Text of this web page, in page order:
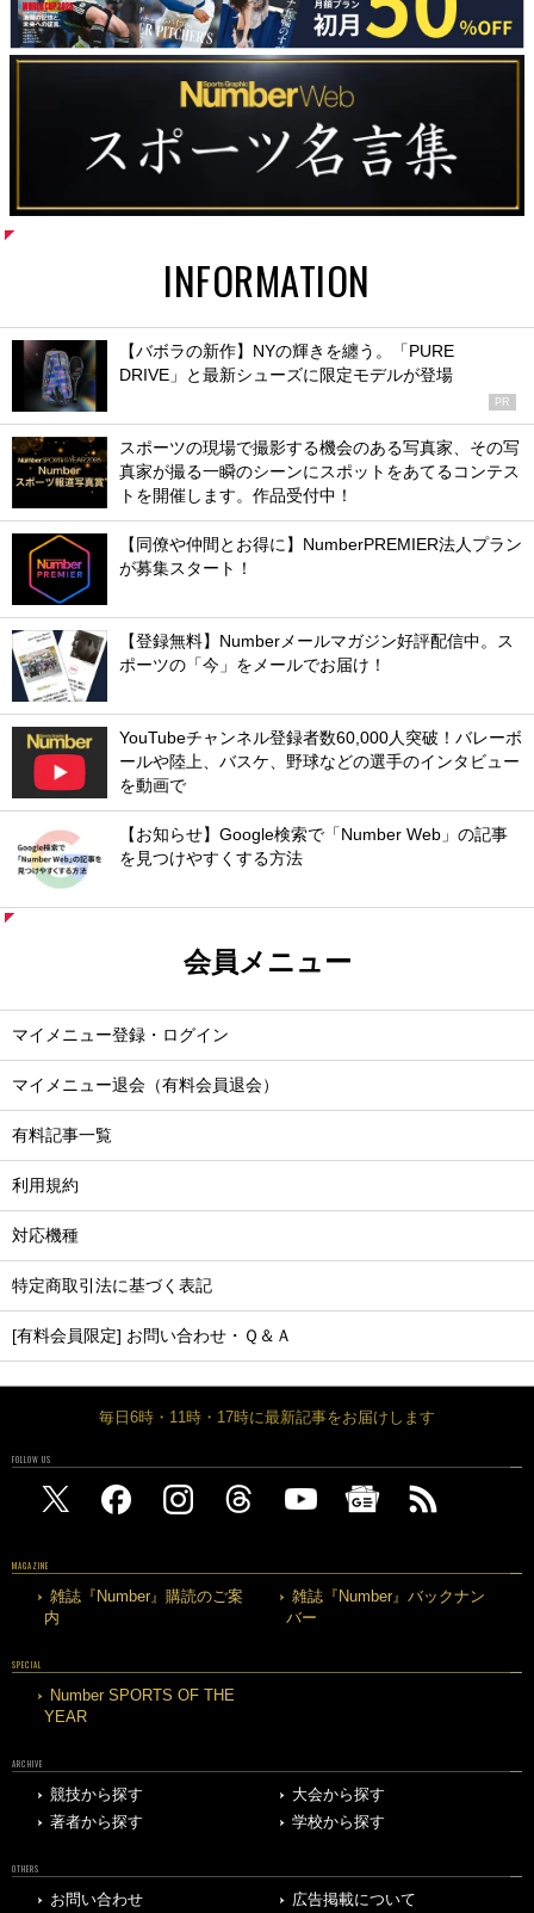
INFORMATION
【バボラの新作】NYの輝きを纏う。「PURE
DRIVE」と最新シューズに限定モデルが登場
PR
スポーツの現場で撮影する機会のある写真家、その写
真家が撮る一瞬のシーンにスポットをあてるコンテス
トを開催します。作品受付中！
【同僚や仲間とお得に】NumberPREMIER法人プラン
が募集スタート！
【登録無料】Numberメールマガジン好評配信中。ス
ポーツの「今」をメールでお届け！
YouTubeチャンネル登録者数60,000人突破！バレーボ
ールや陸上、バスケ、野球などの選手のインタビュー
を動画で
【お知らせ】Google検索で「Number Web」の記事
を見つけやすくする方法
会員メニュー
マイメニュー登録・ログイン
マイメニュー退会（有料会員退会）
有料記事一覧
利用規約
対応機種
特定商取引法に基づく表記
[有料会員限定] お問い合わせ・Ｑ＆Ａ
毎日6時・11時・17時に最新記事をお届けします
FOLLOW US
MAGAZINE
雑誌『Number』購読のご案
内
雑誌『Number』バックナン
バー
SPECIAL
Number SPORTS OF THE
YEAR
ARCHIVE
競技から探す
大会から探す
著者から探す
学校から探す
OTHERS
お問い合わせ 広告掲載について